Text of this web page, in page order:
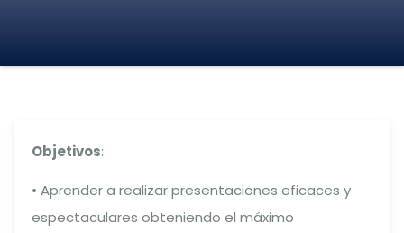
Objetivos:
• Aprender a realizar presentaciones eficaces y
espectaculares obteniendo el máximo